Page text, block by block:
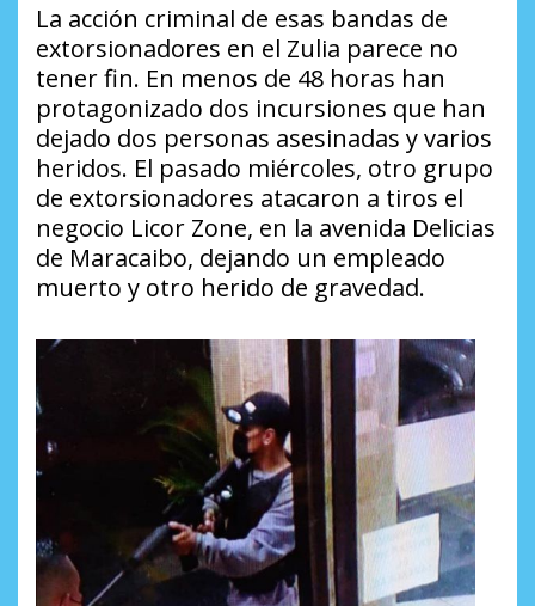
La acción criminal de esas bandas de
extorsionadores en el Zulia parece no
tener fin. En menos de 48 horas han
protagonizado dos incursiones que han
dejado dos personas asesinadas y varios
heridos. El pasado miércoles, otro grupo
de extorsionadores atacaron a tiros el
negocio Licor Zone, en la avenida Delicias
de Maracaibo, dejando un empleado
muerto y otro herido de gravedad.